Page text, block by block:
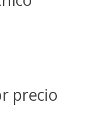
precio